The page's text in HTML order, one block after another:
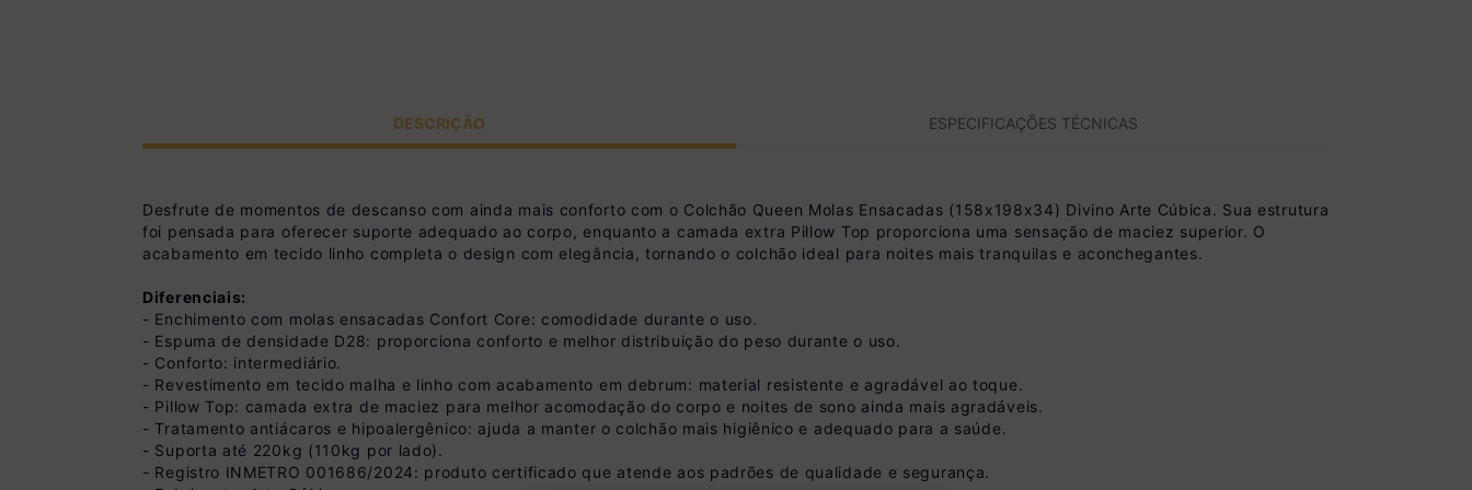
DESCRIÇÃO ESPECIFICAÇÕES TÉCNICAS
Desfrute de momentos de descanso com ainda mais conforto com o Colchão Queen Molas Ensacadas (158x198x34) Divino Arte Cúbica. Sua estrutura
foi pensada para oferecer suporte adequado ao corpo, enquanto a camada extra Pillow Top proporciona uma sensação de maciez superior. O
acabamento em tecido linho completa o design com elegância, tornando o colchão ideal para noites mais tranquilas e aconchegantes.
Diferenciais:
- Enchimento com molas ensacadas Confort Core: comodidade durante o uso.
- Espuma de densidade D28: proporciona conforto e melhor distribuição do peso durante o uso.
- Conforto: intermediário.
- Revestimento em tecido malha e linho com acabamento em debrum: material resistente e agradável ao toque.
- Pillow Top: camada extra de maciez para melhor acomodação do corpo e noites de sono ainda mais agradáveis.
- Tratamento antiácaros e hipoalergênico: ajuda a manter o colchão mais higiênico e adequado para a saúde.
- Suporta até 220kg (110kg por lado).
- Registro INMETRO 001686/2024: produto certificado que atende aos padrões de qualidade e segurança.